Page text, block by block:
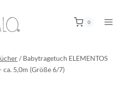
0
/ Babytragetuch ELEMENTOS
5,0m (Größe 6/7)